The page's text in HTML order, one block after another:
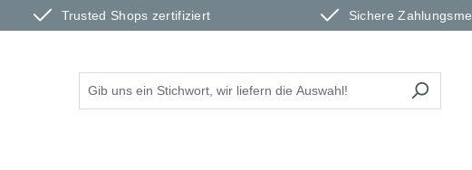
Trusted Shops zertifiziert Sichere